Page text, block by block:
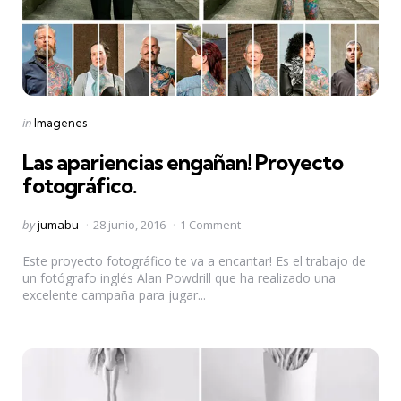
Categories
Posted
inImagenes
Las apariencias engañan! Proyecto
fotográfico.
Posted
byjumabu 28 junio, 2016 1 Comment
Este proyecto fotográfico te va a encantar! Es el trabajo de
un fotógrafo inglés Alan Powdrill que ha realizado una
excelente campaña para jugar...